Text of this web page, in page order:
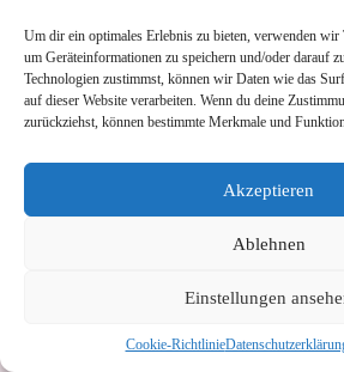
Um dir ein optimales Erlebnis zu bieten, verwenden
um Geräteinformationen zu speichern und/oder darauf
Technologien zustimmst, können wir Daten wie das
auf dieser Website verarbeiten. Wenn du deine
zurückziehst, können bestimmte Merkmale und
Akzeptieren
Ablehnen
Einstellungen
Cookie-Richtlinie
ermittelt die Polizei nach einem Vorfall
Airsoft-Pistole. Gegen 18:45 Uhr
Jugendliche, dass ein älterer Mann im
eine schwarze Pistole in der Hand
damit in ihre Richtung gezielt habe.…
Impressum
Datenschutzerklärung